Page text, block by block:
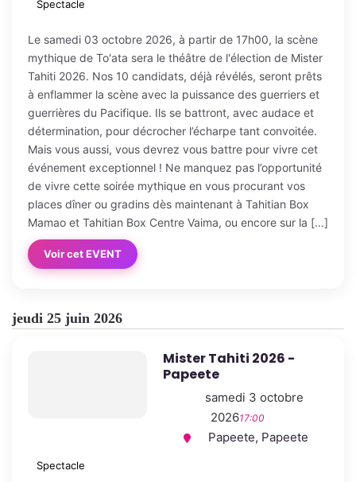
Spectacle
Le samedi 03 octobre 2026, à partir de 17h00, la scène
mythique de To'ata sera le théâtre de l'élection de Mister
Tahiti 2026. Nos 10 candidats, déjà révélés, seront prêts
à enflammer la scène avec la puissance des guerriers et
guerrières du Pacifique. Ils se battront, avec audace et
détermination, pour décrocher l’écharpe tant convoitée.
Mais vous aussi, vous devrez vous battre pour vivre cet
événement exceptionnel ! Ne manquez pas l’opportunité
de vivre cette soirée mythique en vous procurant vos
places dîner ou gradins dès maintenant à Tahitian Box
Mamao et Tahitian Box Centre Vaima, ou encore sur la [...]
Voir cet EVENT
jeudi 25 juin 2026
Mister Tahiti 2026 -
Papeete
samedi 3 octobre
202617:00
Papeete, Papeete
Spectacle